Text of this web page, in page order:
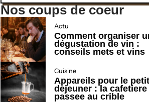
Nos coups de coeur
Actu
Comment organiser
dégustation de vin :
conseils mets et vins
Cuisine
Appareils pour le petit
dejeuner : la cafetiere
passee au crible